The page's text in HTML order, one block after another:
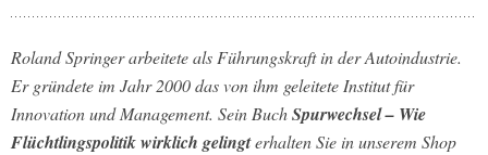
Roland Springer arbeitete als Führungskraft in der Autoindustrie.
Er gründete im Jahr 2000 das von ihm geleitete Institut für
Innovation und Management. Sein BuchSpurwechsel – Wie
Flüchtlingspolitik wirklich gelingterhalten Sie in unserem Shop